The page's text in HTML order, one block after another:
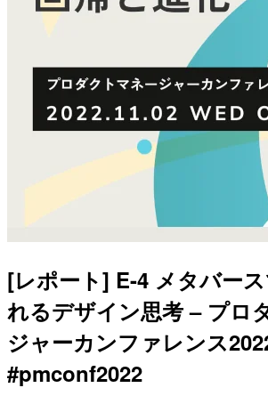
[レポート] E-4 メタバー
れるデザイン思考 – プロ
ジャーカンファレンス
#pmconf2022